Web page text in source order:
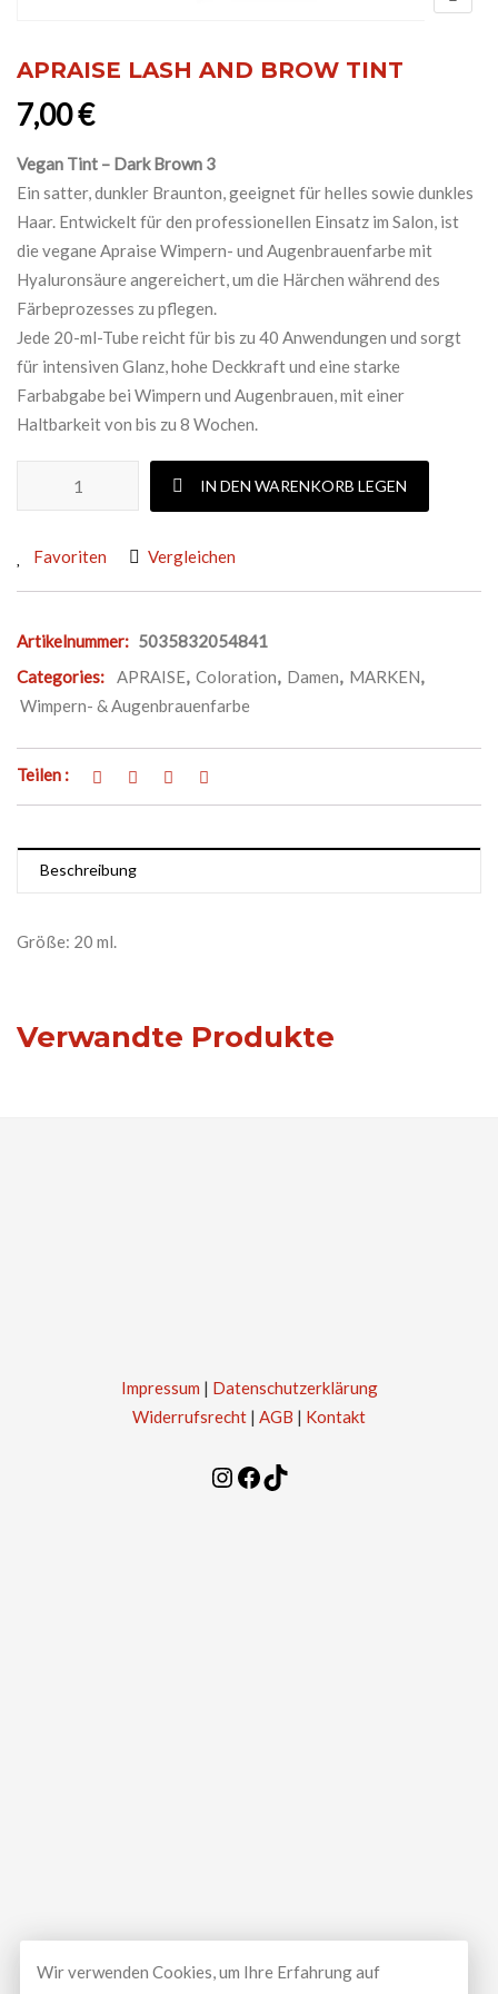
APRAISE LASH AND BROW TINT
7,00€
Vegan Tint – Dark Brown 3
Ein satter, dunkler Braunton, geeignet für helles sowie dunkles
Haar. Entwickelt für den professionellen Einsatz im Salon, ist
die vegane Apraise Wimpern- und Augenbrauenfarbe mit
Hyaluronsäure angereichert, um die Härchen während des
Färbeprozesses zu pflegen.
Jede 20-ml-Tube reicht für bis zu 40 Anwendungen und sorgt
für intensiven Glanz, hohe Deckkraft und eine starke
Farbabgabe bei Wimpern und Augenbrauen, mit einer
Haltbarkeit von bis zu 8 Wochen.
APRAISE LASH AND BROW TINT Menge
IN DEN WARENKORB LEGEN
Favoriten Vergleichen
Artikelnummer: 5035832054841
Categories:
APRAISE, Coloration, Damen, MARKEN,
Wimpern- & Augenbrauenfarbe
Teilen :
Beschreibung
Größe: 20 ml.
Verwandte Produkte
Impressum | Datenschutzerklärung
Widerrufsrecht | AGB | Kontakt
Instagram
Facebook
Wir verwenden Cookies, um Ihre Erfahrung auf